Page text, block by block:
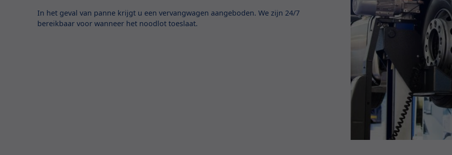
In het geval van panne krijgt u een vervangwagen aangeboden. We zijn 24/7
bereikbaar voor wanneer het noodlot toeslaat.